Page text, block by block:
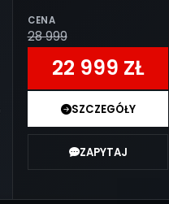
CENA
28 999
22 999 ZŁ
SZCZEGÓŁY
ZAPYTAJ